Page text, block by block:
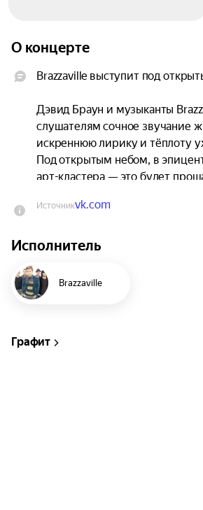
О концерте
Brazzaville выступит под
Дэвид Браун и музыканты
слушателям сочное звучание
искреннюю лирику и тёплоту
Под открытым небом, в
арт-кластера — это будет
задержать мгновения до
Источникvk.com
Исполнитель
Brazzaville
Графит